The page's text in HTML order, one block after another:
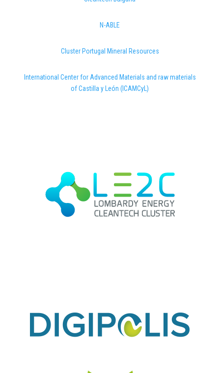
N-ABLE
Cluster Portugal Mineral Resources
International Center for Advanced Materials and raw materials
of Castilla y León (ICAMCyL)